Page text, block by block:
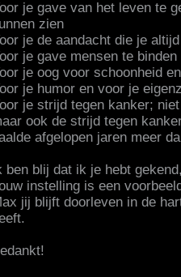
je gave van het leven te
zien
je de aandacht die je
je gave mensen te
je oog voor schoonheid
je humor en voor je
je strijd tegen kanker;
ook de strijd tegen
afgelopen jaren meer
ben blij dat ik je hebt
instelling is een
jij blijft doorleven in de